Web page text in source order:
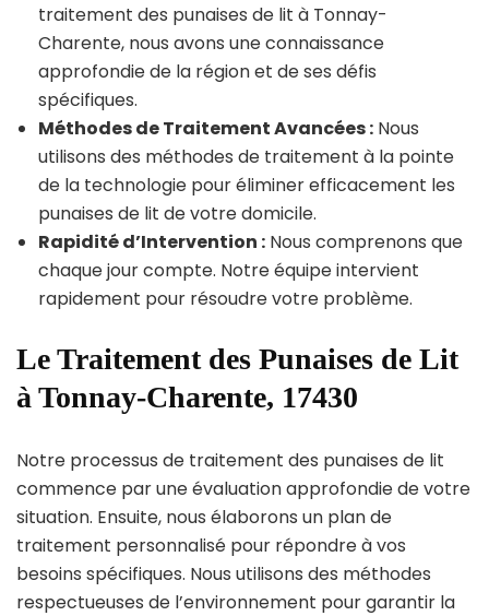
traitement des punaises de lit à Tonnay-
Charente, nous avons une connaissance
approfondie de la région et de ses défis
spécifiques.
Méthodes de Traitement Avancées : Nous
utilisons des méthodes de traitement à la pointe
de la technologie pour éliminer efficacement les
punaises de lit de votre domicile.
Rapidité d’Intervention : Nous comprenons que
chaque jour compte. Notre équipe intervient
rapidement pour résoudre votre problème.
Le Traitement des Punaises de Lit
à Tonnay-Charente, 17430
Notre processus de traitement des punaises de lit
commence par une évaluation approfondie de votre
situation. Ensuite, nous élaborons un plan de
traitement personnalisé pour répondre à vos
besoins spécifiques. Nous utilisons des méthodes
respectueuses de l’environnement pour garantir la